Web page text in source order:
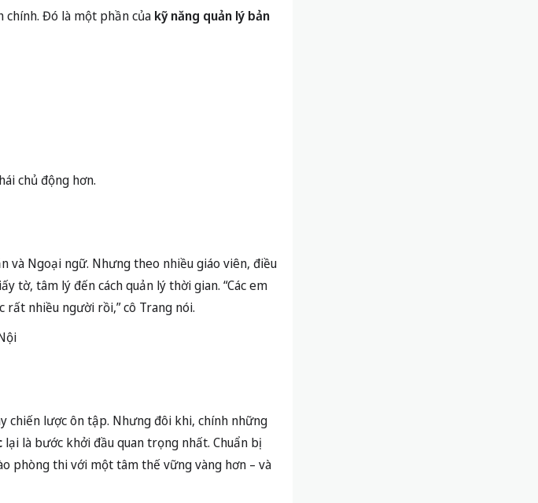
chính. Đó là một phần của kỹ năng quản lý bản
chủ động hơn.
và Ngoại ngữ. Nhưng theo nhiều giáo viên, điều
tờ, tâm lý đến cách quản lý thời gian. “Các em
rất nhiều người rồi,” cô Trang nói.
chiến lược ôn tập. Nhưng đôi khi, chính những
lại là bước khởi đầu quan trọng nhất. Chuẩn bị
phòng thi với một tâm thế vững vàng hơn – và